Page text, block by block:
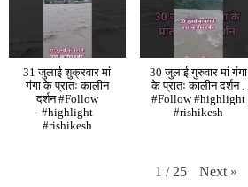
31 जुलाई शुक्रवार मां
गंगा के प्रातः कालीन
दर्शन #Follow
#highlight
#rishikesh
30 जुलाई गुरुवार मां गंगा
के प्रातः कालीन दर्शन .
#Follow #highlight
#rishikesh
1 / 25 Next »